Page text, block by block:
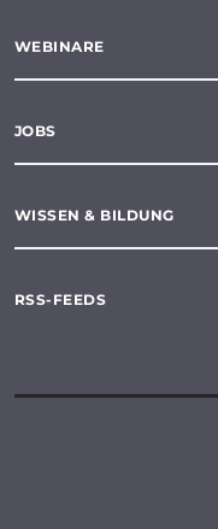
WEBINARE
JOBS
WISSEN & BILDUNG
RSS-FEEDS